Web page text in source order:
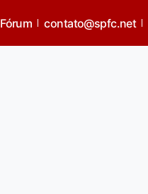
Fórum contato@spfc.net